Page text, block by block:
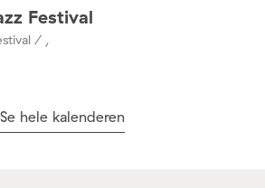
Festival
/ ,
Se hele kalenderen